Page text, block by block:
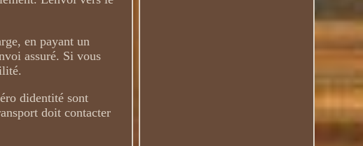
en payant un
assuré. Si vous
didentité sont
doit contacter